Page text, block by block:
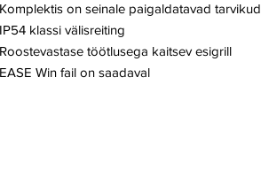
Komplektis on seinale paigaldatavad tarvikud
klassi välisreiting
Roostevastase töötlusega kaitsev esigrill
Win fail on saadaval